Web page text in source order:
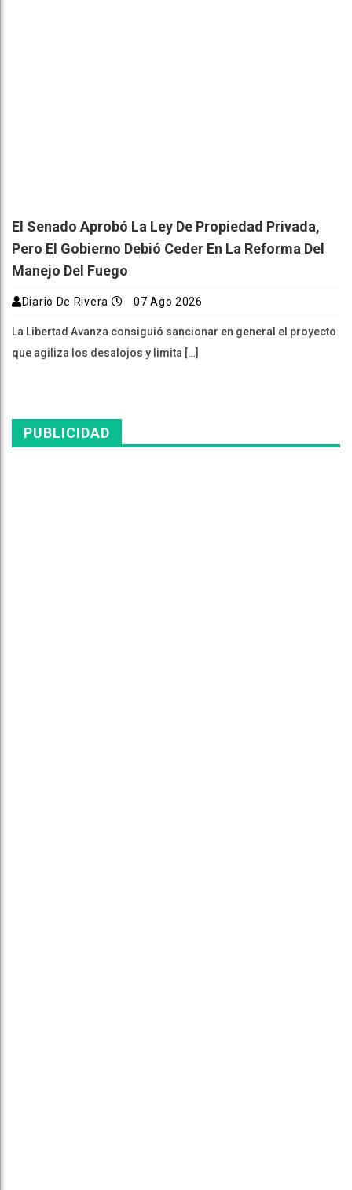
El Senado Aprobó La Ley De Propiedad Privada,
Pero El Gobierno Debió Ceder En La Reforma Del
Manejo Del Fuego
Diario De Rivera 07 Ago 2026
La Libertad Avanza consiguió sancionar en general el proyecto
que agiliza los desalojos y limita […]
PUBLICIDAD